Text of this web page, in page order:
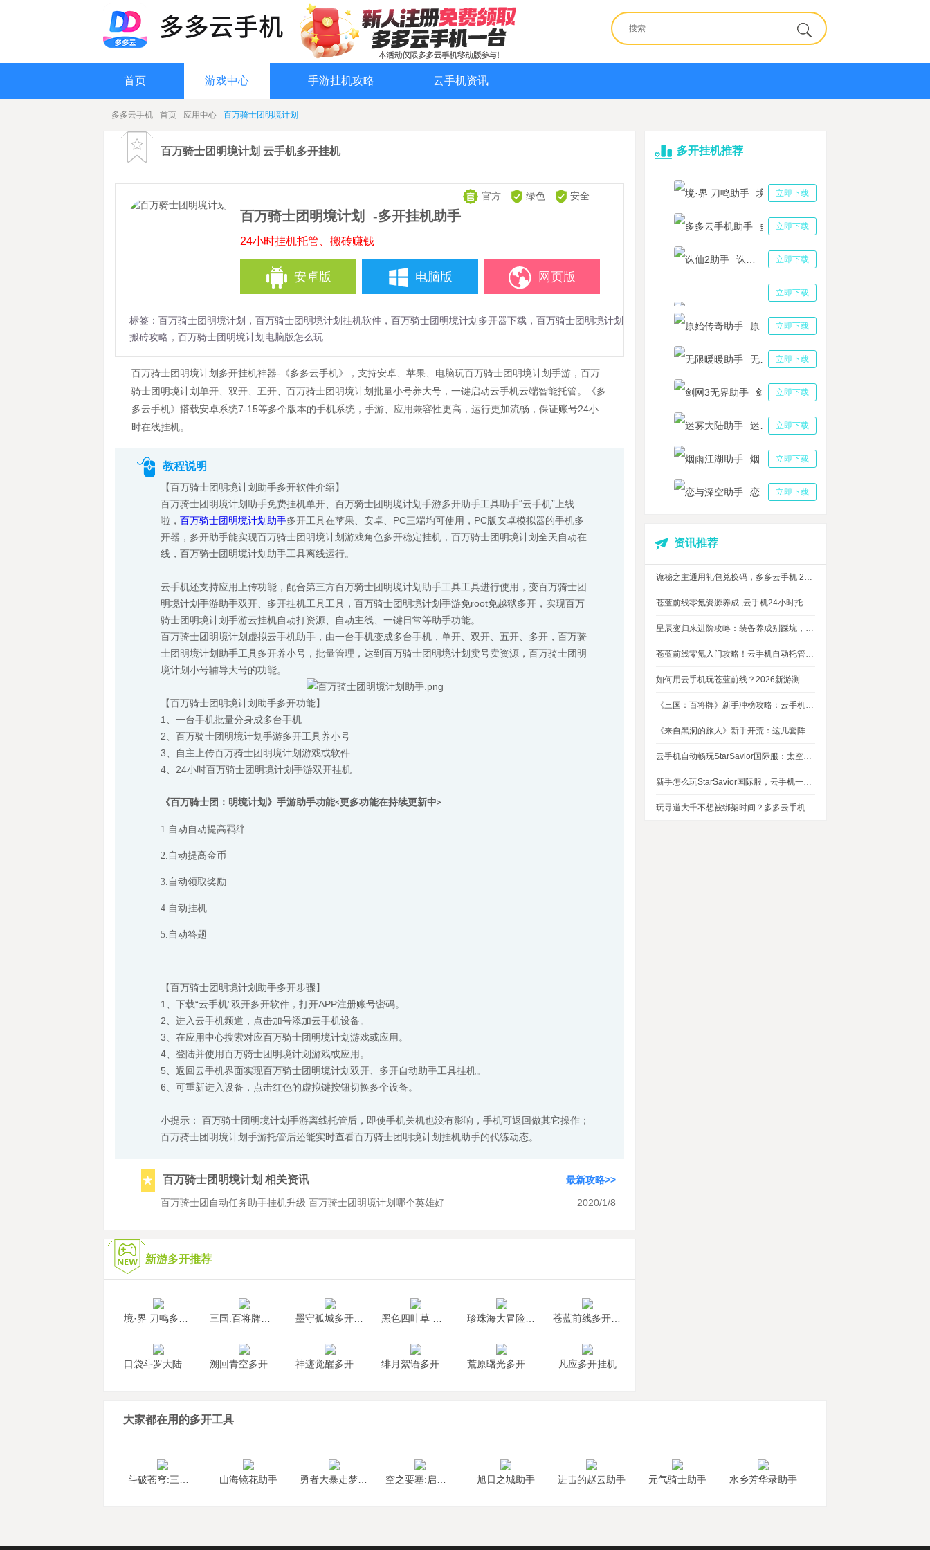
首页 游戏中心 手游挂机攻略 云手机资讯
多多云手机 首页 应用中心 百万骑士团明境计划
百万骑士团明境计划 云手机多开挂机
百万骑士团明境计划 -多开挂机助手
24小时挂机托管、搬砖赚钱
官方 绿色 安全
安卓版 电脑版 网页版
标签：百万骑士团明境计划，百万骑士团明境计划挂机软件，百万骑士团明境计划多开器下载，百万骑士团明境计划
搬砖攻略，百万骑士团明境计划电脑版怎么玩
百万骑士团明境计划多开挂机神器-《多多云手机》，支持安卓、苹果、电脑玩百万骑士团明境计划手游，百万
骑士团明境计划单开、双开、五开、百万骑士团明境计划批量小号养大号，一键启动云手机云端智能托管。《多
多云手机》搭载安卓系统7-15等多个版本的手机系统，手游、应用兼容性更高，运行更加流畅，保证账号24小
时在线挂机。
教程说明
【百万骑士团明境计划助手多开软件介绍】
百万骑士团明境计划助手免费挂机单开、百万骑士团明境计划手游多开助手工具助手“云手机”上线
啦， 百万骑士团明境计划助手多开工具在苹果、安卓、PC三端均可使用，PC版安卓模拟器的手机多
开器，多开助手能实现百万骑士团明境计划游戏角色多开稳定挂机，百万骑士团明境计划全天自动在
线，百万骑士团明境计划助手工具离线运行。
云手机还支持应用上传功能，配合第三方百万骑士团明境计划助手工具工具进行使用，变百万骑士团
明境计划手游助手双开、多开挂机工具工具，百万骑士团明境计划手游免root免越狱多开，实现百万
骑士团明境计划手游云挂机自动打资源、自动主线、一键日常等助手功能。
百万骑士团明境计划虚拟云手机助手，由一台手机变成多台手机，单开、双开、五开、多开，百万骑
士团明境计划助手工具多开养小号，批量管理，达到百万骑士团明境计划卖号卖资源，百万骑士团明
境计划小号辅导大号的功能。
【百万骑士团明境计划助手多开功能】
1、一台手机批量分身成多台手机
2、百万骑士团明境计划手游多开工具养小号
3、自主上传百万骑士团明境计划游戏或软件
4、24小时百万骑士团明境计划手游双开挂机
《百万骑士团：明境计划》手游助手功能<更多功能在持续更新中>
1. 自动自动提高羁绊
2. 自动提高金币
3. 自动领取奖励
4. 自动挂机
5. 自动答题
【百万骑士团明境计划助手多开步骤】
1、下载“云手机”双开多开软件，打开APP注册账号密码。
2、进入云手机频道，点击加号添加云手机设备。
3、在应用中心搜索对应百万骑士团明境计划游戏或应用。
4、登陆并使用百万骑士团明境计划游戏或应用。
5、返回云手机界面实现百万骑士团明境计划双开、多开自动助手工具挂机。
6、可重新进入设备，点击红色的虚拟键按钮切换多个设备。
小提示： 百万骑士团明境计划手游离线托管后，即使手机关机也没有影响，手机可返回做其它操作；
百万骑士团明境计划手游托管后还能实时查看百万骑士团明境计划挂机助手的代练动态。
百万骑士团明境计划 相关资讯 最新攻略>>
百万骑士团自动任务助手挂机升级 百万骑士团明境计划哪个英雄好 2020/1/8
新游多开推荐
凡应多开挂机
多开挂机推荐
立即下载
立即下载
多多云手机助手
立即下载
立即下载
三国志战略版助手
立即下载
立即下载
立即下载
立即下载
立即下载
立即下载
资讯推荐
诡秘之主通用礼包兑换码，多多云手机 24 小时挂机攻略
苍蓝前线零氪资源养成 ,云手机24小时托管，上班自动肝资源
星辰变归来进阶攻略：装备养成别踩坑，这几个技巧让你省下80%资源
苍蓝前线零氪入门攻略！云手机自动托管，24小时自动刷资源不掉队
如何用云手机玩苍蓝前线？2026新游测评，新手入坑玩法指南
《三国：百将牌》新手冲榜攻略：云手机多开挂机，轻松拿捏牌局优势
《来自黑洞的旅人》新手开荒：这几套阵容，实测好用
云手机自动畅玩StarSavior国际服：太空星战到底值不值得入坑
新手怎么玩StarSavior国际服，云手机一键搞定
玩寻道大千不想被绑架时间？多多云手机帮我自动挂机平衡游戏和生活
大家都在用的多开工具
山海镜花助手 旭日之城助手 进击的赵云助手 元气骑士助手 水乡芳华录助手